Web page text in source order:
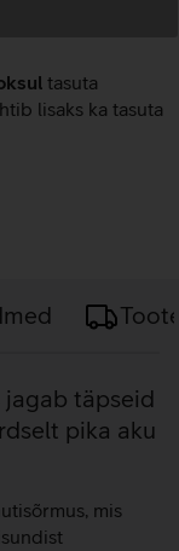
tasuta
lisaks ka tasuta
jagab täpseid
pika aku
mis